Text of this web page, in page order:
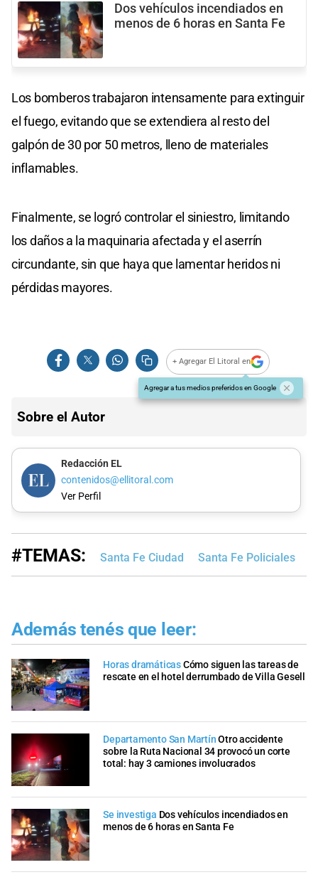
Dos vehículos incendiados en
menos de 6 horas en Santa Fe
Los bomberos trabajaron intensamente para extinguir
el fuego, evitando que se extendiera al resto del
galpón de 30 por 50 metros, lleno de materiales
inflamables.
Finalmente, se logró controlar el siniestro, limitando
los daños a la maquinaria afectada y el aserrín
circundante, sin que haya que lamentar heridos ni
pérdidas mayores.
+ Agregar El Litoral en
Agregar a tus medios preferidos en Google
Sobre el Autor
Redacción EL
contenidos@ellitoral.com
Ver Perfil
#TEMAS: Santa Fe Ciudad Santa Fe Policiales
Además tenés que leer:
Horas dramáticasCómo siguen las tareas de
rescate en el hotel derrumbado de Villa Gesell
Departamento San Martín Otro accidente
sobre la Ruta Nacional 34 provocó un corte
total: hay 3 camiones involucrados
Se investiga Dos vehículos incendiados en
menos de 6 horas en Santa Fe